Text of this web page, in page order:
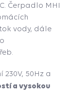
Čerpadlo MHI
vody, dále
50Hz a
a vysokou